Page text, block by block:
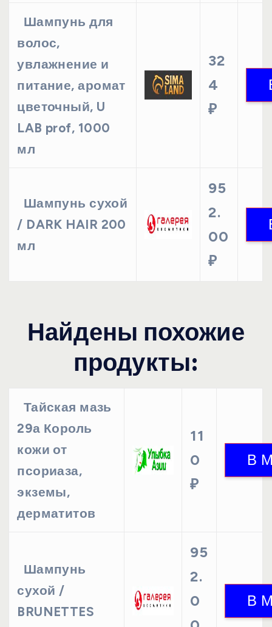
Шампунь для
волос,
увлажнение и
питание, аромат
цветочный, U
LAB prof, 1000
мл
32
4
₽
Шампунь сухой
/ DARK HAIR 200
мл
95
2.
00
₽
Найдены похожие
продукты:
Тайская мазь
29а Король
кожи от
псориаза,
экземы,
дерматитов
11
0
₽
Шампунь
сухой /
BRUNETTES
95
2.
0